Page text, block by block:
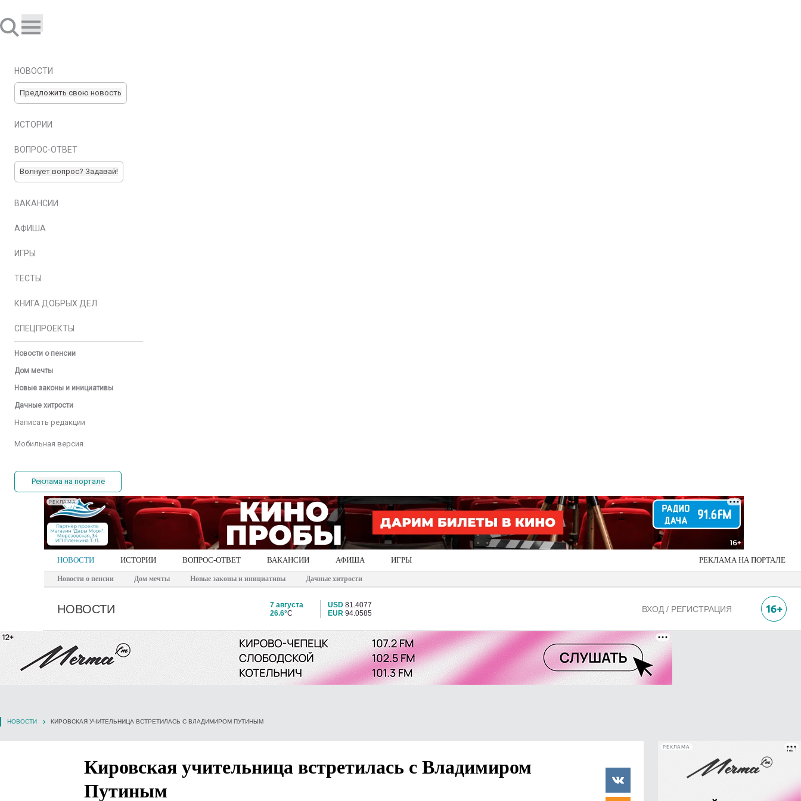
НОВОСТИ
Предложить свою новость
ИСТОРИИ
ВОПРОС-ОТВЕТ
Волнует вопрос? Задавай!
ВАКАНСИИ
АФИША
ИГРЫ
ТЕСТЫ
КНИГА ДОБРЫХ ДЕЛ
СПЕЦПРОЕКТЫ
Новости о пенсии
Дом мечты
Новые законы и инициативы
Дачные хитрости
Написать редакции
Мобильная версия
Реклама на портале
РЕКЛАМА
НОВОСТИ ИСТОРИИ ВОПРОС-ОТВЕТ ВАКАНСИИ АФИША ИГРЫ РЕКЛАМА НА ПОРТАЛЕ
Новости о пенсии Дом мечты Новые законы и инициативы Дачные хитрости
НОВОСТИ
7 августа
26.6°C
USD 81.4077
EUR 94.0585 ВХОД / РЕГИСТРАЦИЯ
НОВОСТИ КИРОВСКАЯ УЧИТЕЛЬНИЦА ВСТРЕТИЛАСЬ С ВЛАДИМИРОМ ПУТИНЫМ
Кировская учительница встретилась с Владимиром
Путиным
РЕКЛАМА